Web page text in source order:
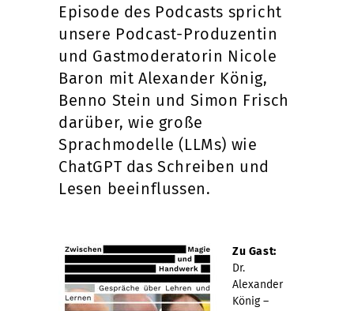
Episode des Podcasts spricht
unsere Podcast-Produzentin
und Gastmoderatorin Nicole
Baron mit Alexander König,
Benno Stein und Simon Frisch
darüber, wie große
Sprachmodelle (LLMs) wie
ChatGPT das Schreiben und
Lesen beeinflussen.
Zu Gast:
Dr.
Alexander
König –